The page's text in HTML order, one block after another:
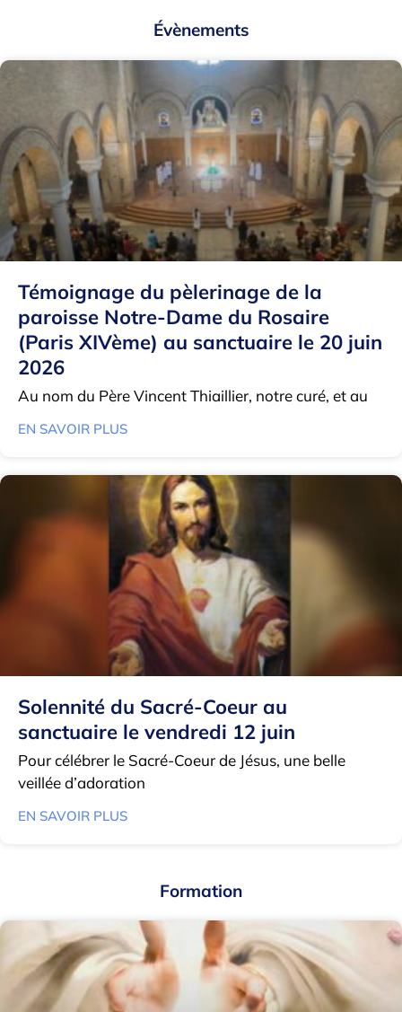
Évènements
Témoignage du pèlerinage de la
paroisse Notre-Dame du Rosaire
(Paris XIVème) au sanctuaire le 20 juin
2026
Au nom du Père Vincent Thiaillier, notre curé, et au
EN SAVOIR PLUS
Solennité du Sacré-Coeur au
sanctuaire le vendredi 12 juin
Pour célébrer le Sacré-Coeur de Jésus, une belle
veillée d’adoration
EN SAVOIR PLUS
Formation